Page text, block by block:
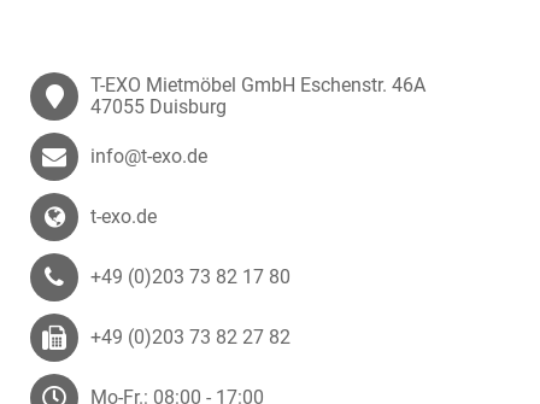
T-EXO Mietmöbel GmbH Eschenstr. 46A
47055 Duisburg
info@t-exo.de
t-exo.de
+49 (0)203 73 82 17 80
+49 (0)203 73 82 27 82
Mo-Fr.: 08:00 - 17:00